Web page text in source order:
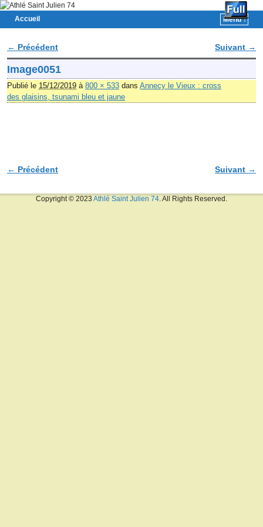
Accueil
Menu ↓
Navigation des images
← Précédent Suivant →
Image0051
Publié le 15/12/2019 à 800 × 533 dans Annecy le Vieux : cross
des glaisins, tsunami bleu et jaune
Navigation des images
← Précédent Suivant →
Copyright © 2023 Athlé Saint Julien 74 . All Rights Reserved.